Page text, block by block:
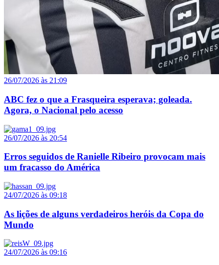
26/07/2026 às 21:09
ABC fez o que a Frasqueira esperava; goleada.
Agora, o Nacional pelo acesso
26/07/2026 às 20:54
Erros seguidos de Ranielle Ribeiro provocam mais
um fracasso do América
24/07/2026 às 09:18
As lições de alguns verdadeiros heróis da Copa do
Mundo
24/07/2026 às 09:16